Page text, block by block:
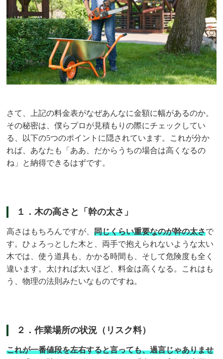
さて、上記の料金表がなぜあんなに金額に幅があるのか。
その秘密は、僕らプロが見積もりの際にチェックしてい
る、以下の5つのポイントに隠されています。これが分か
れば、あなたも「ああ、だからうちの場合は高くなるの
ね」と納得できるはずです。
１．木の高さと「幹の太さ」
高さはもちろんですが、同じくらい重要なのが幹の太さで
す。ひょろっとした木と、両手で抱えられないような太い
木では、使う道具も、かかる時間も、そして危険度も全く
違います。太ければ太いほど、料金は高くなる。これはも
う、物理の法則みたいなものですね。
２．作業場所の状況（リスク料）
これが一番値段を左右すると言っても、過言じゃありませ